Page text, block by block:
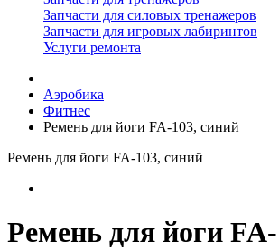
Запчасти для силовых тренажеров
Запчасти для игровых лабиринтов
Услуги ремонта
Аэробика
Фитнес
Ремень для йоги FA-103, синий
Ремень для йоги FA-103, синий
Ремень для йоги